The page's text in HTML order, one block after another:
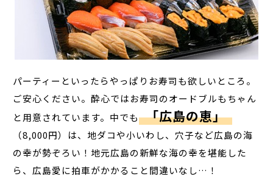
パーティーといったらやっぱりお寿司も欲しいところ。
ご安心ください。酔心ではお寿司のオードブルもちゃん
と用意されています。中でも 「広島の恵」
（8,000円）は、地ダコや小いわし、穴子など広島の海
の幸が勢ぞろい！地元広島の新鮮な海の幸を堪能した
ら、広島愛に拍車がかかること間違いなし…！